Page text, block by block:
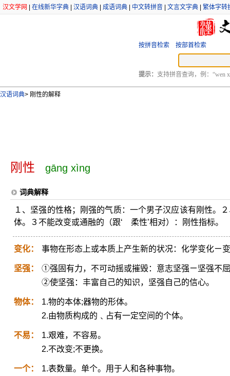
汉文学网 在线新华字典 汉语词典 成语词典 中文转拼音 文言文字典 繁体字转
按拼音检索 按部首检索
提示： 支持拼音查询，例：“wen
汉语词典> 刚性的解释
刚性 gāng xìng
词典解释
１、坚强的性格；刚强的气质：一个男子汉应该有刚性。
体。３不能改变或通融的（跟‘ 柔性’相对）：刚性指标。
变化： 事物在形态上或本质上产生新的状况：化学变化ㄧ
坚强：
①强固有力，不可动摇或摧毁：意志坚强ㄧ坚强不
②使坚强：丰富自己的知识，坚强自己的信心。
物体：
1.物的本体;器物的形体。
2.由物质构成的﹑占有一定空间的个体。
不易：
1.艰难，不容易。
2.不改变;不更换。
一个：
1.表数量。单个。用于人和各种事物。